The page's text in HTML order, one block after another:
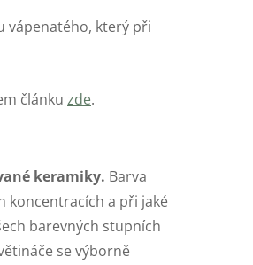
vápenatého, který při
článku zde.
keramiky. Barva
koncentracích a při jaké
barevných stupních
se výborně